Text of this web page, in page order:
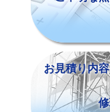
お見積り内